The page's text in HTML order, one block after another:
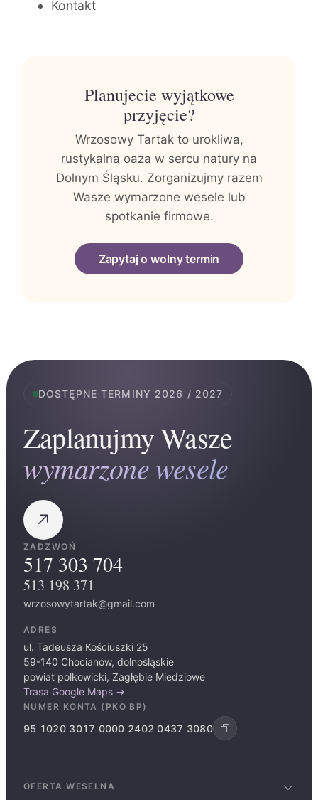
Kontakt
Planujecie wyjątkowe
przyjęcie?
Wrzosowy Tartak to urokliwa,
rustykalna oaza w sercu natury na
Dolnym Śląsku. Zorganizujmy razem
Wasze wymarzone wesele lub
spotkanie firmowe.
Zapytaj o wolny termin
DOSTĘPNE TERMINY 2026 / 2027
Zaplanujmy Wasze
wymarzone wesele
ZADZWOŃ
517 303 704
513 198 371
wrzosowytartak@gmail.com
ADRES
ul. Tadeusza Kościuszki 25
59-140 Chocianów, dolnośląskie
powiat polkowicki, Zagłębie Miedziowe
Trasa Google Maps →
NUMER KONTA (PKO BP)
95 1020 3017 0000 2402 0437 3080
OFERTA WESELNA